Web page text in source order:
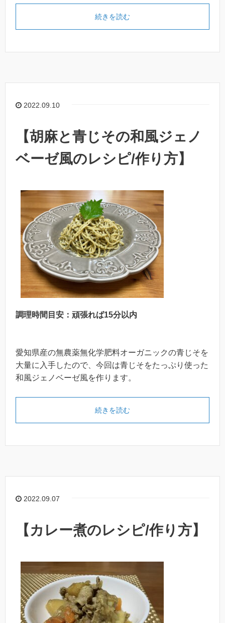
続きを読む
2022.09.10
【胡麻と青じその和風ジェノ
ベーゼ風のレシピ/作り方】
調理時間目安：頑張れば15分以内
愛知県産の無農薬無化学肥料オーガニックの青じそを
大量に入手したので、今回は青じそをたっぷり使った
和風ジェノベーゼ風を作ります。
続きを読む
2022.09.07
【カレー煮のレシピ/作り方】